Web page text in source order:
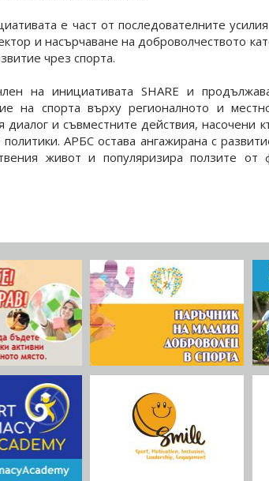
е част от последователните
и насърчаване на доброволчеството
чрез спорта.
на инициативата SHARE и
на спорта върху регионалното и
диалог и съвместните действия,
АРБС остава ангажирана с
живот и популяризира ползите от